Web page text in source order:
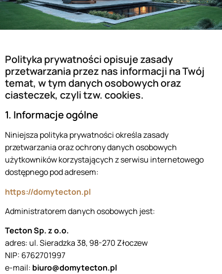
Polityka prywatności opisuje zasady
przetwarzania przez nas informacji na Twój
temat, w tym danych osobowych oraz
ciasteczek, czyli tzw. cookies.
1. Informacje ogólne
Niniejsza polityka prywatności określa zasady
przetwarzania oraz ochrony danych osobowych
użytkowników korzystających z serwisu internetowego
dostępnego pod adresem:
https://domytecton.pl
Administratorem danych osobowych jest:
Tecton Sp. z o.o.
adres: ul. Sieradzka 38, 98-270 Złoczew
NIP: 6762701997
e-mail: biuro@domytecton.pl